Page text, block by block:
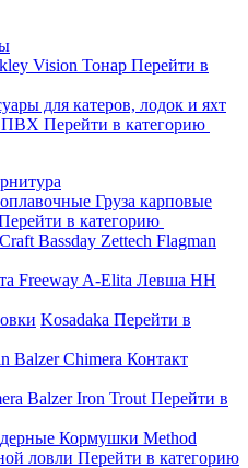
Vision Тонар Перейти в
для катеров, лодок и яхт
ПВХ Перейти в категорию
Груза карповые
в категорию
Bassday Zettech Flagman
Freeway A-Elita Левша НН
Kosadaka Перейти в
BalzerChimera Контакт
BalzerIron Trout Перейти в
Кормушки Method
ловли Перейти в категорию